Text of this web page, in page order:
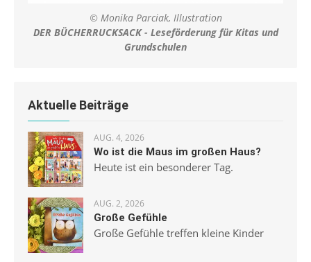
© Monika Parciak, Illustration
DER BÜCHERRUCKSACK - Leseförderung für Kitas und
Grundschulen
Aktuelle Beiträge
AUG. 4, 2026
Wo ist die Maus im großen Haus?
Heute ist ein besonderer Tag.
AUG. 2, 2026
Große Gefühle
Große Gefühle treffen kleine Kinder